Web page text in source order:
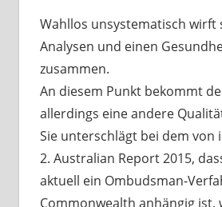
Wahllos unsystematisch wirft
Analysen und einen
zusammen.
An diesem Punkt bekommt
allerdings eine andere
Sie unterschlägt bei dem von
2. Australian Report 2015,
aktuell ein Ombudsman-
Commonwealth anhängig ist,